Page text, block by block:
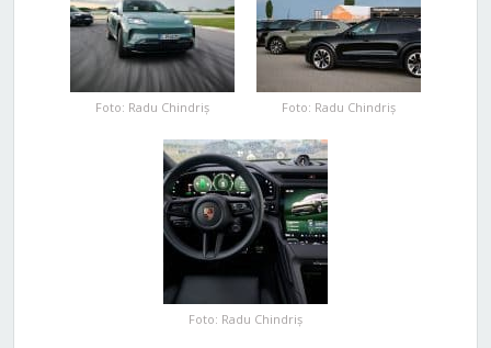
Foto: Radu Chindriș Foto: Radu Chindriș
Foto: Radu Chindriș